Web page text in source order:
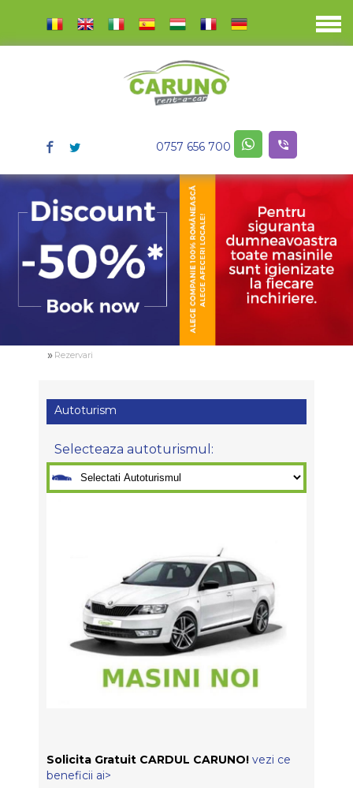
0757 656 700
» Rezervari
Autoturism
Selecteaza autoturismul:
Solicita Gratuit CARDUL CARUNO! vezi ce
beneficii ai>